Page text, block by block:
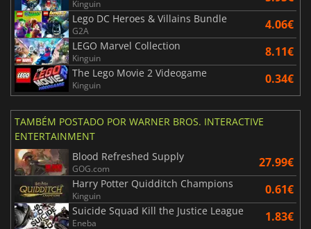
Kinguin
Lego DC Heroes & Villains Bundle
G2A 4.06€
LEGO Marvel Collection
Kinguin 8.11€
The Lego Movie 2 Videogame
Kinguin 0.34€
TAMBÉM POSTADO POR WARNER BROS. INTERACTIVE
ENTERTAINMENT
Blood Refreshed Supply
GOG.com 27.99€
Harry Potter Quidditch Champions
Kinguin 0.61€
Suicide Squad Kill the Justice League
Eneba 1.83€